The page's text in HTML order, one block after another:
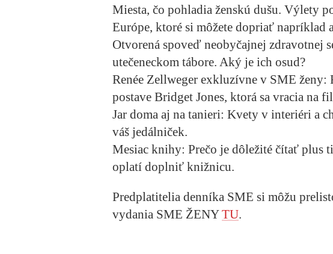
Miesta, čo pohladia ženskú dušu. Výlety
Európe, ktoré si môžete dopriať napríklad
Otvorená spoveď neobyčajnej zdravotnej
utečeneckom tábore. Aký je ich osud?
Renée Zellweger exkluzívne v SME ženy:
postave Bridget Jones, ktorá sa vracia na
Jar doma aj na tanieri: Kvety v interiéri a
váš jedálniček.
Mesiac knihy: Prečo je dôležité čítať plus
oplatí doplniť knižnicu.
Predplatitelia denníka SME si môžu
vydania SME ŽENYTU.